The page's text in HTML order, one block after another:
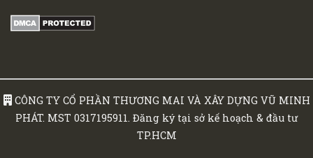
CÔNG TY CỔ PHẦN THƯƠNG MAI VÀ XÂY DỰNG VŨ MINH
PHÁT. MST 0317195911. Đăng ký tại sở kế hoạch & đầu tư
TP.HCM